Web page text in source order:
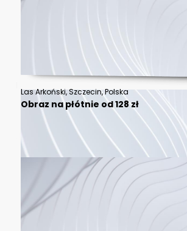
Las Arkoński, Szczecin, Polska
Obraz na płótnie od 128 zł